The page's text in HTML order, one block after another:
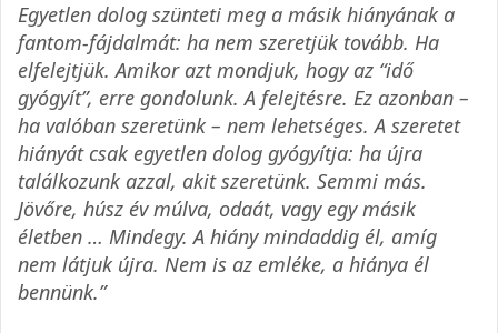
Egyetlen dolog szünteti meg a másik hiányának a
fantom-fájdalmát: ha nem szeretjük tovább. Ha
elfelejtjük. Amikor azt mondjuk, hogy az “idő
gyógyít”, erre gondolunk. A felejtésre. Ez azonban –
ha valóban szeretünk – nem lehetséges. A szeretet
hiányát csak egyetlen dolog gyógyítja: ha újra
találkozunk azzal, akit szeretünk. Semmi más.
Jövőre, húsz év múlva, odaát, vagy egy másik
életben … Mindegy. A hiány mindaddig él, amíg
nem látjuk újra. Nem is az emléke, a hiánya él
bennünk.”